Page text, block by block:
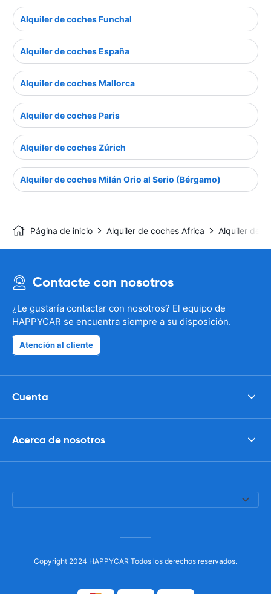
Alquiler de coches Funchal
Alquiler de coches España
Alquiler de coches Mallorca
Alquiler de coches Paris
Alquiler de coches Zúrich
Alquiler de coches Milán Orio al Serio (Bérgamo)
Página de inicio Alquiler de coches Africa Alquiler de
Contacte con nosotros
¿Le gustaría contactar con nosotros? El equipo de
HAPPYCAR se encuentra siempre a su disposición.
Atención al cliente
Cuenta
Acerca de nosotros
Copyright 2024 HAPPYCAR Todos los derechos reservados.